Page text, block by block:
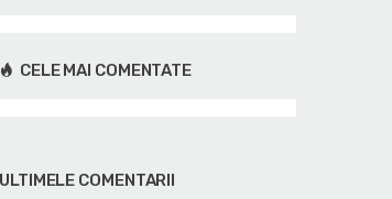
CELE MAI COMENTATE
ULTIMELE COMENTARII